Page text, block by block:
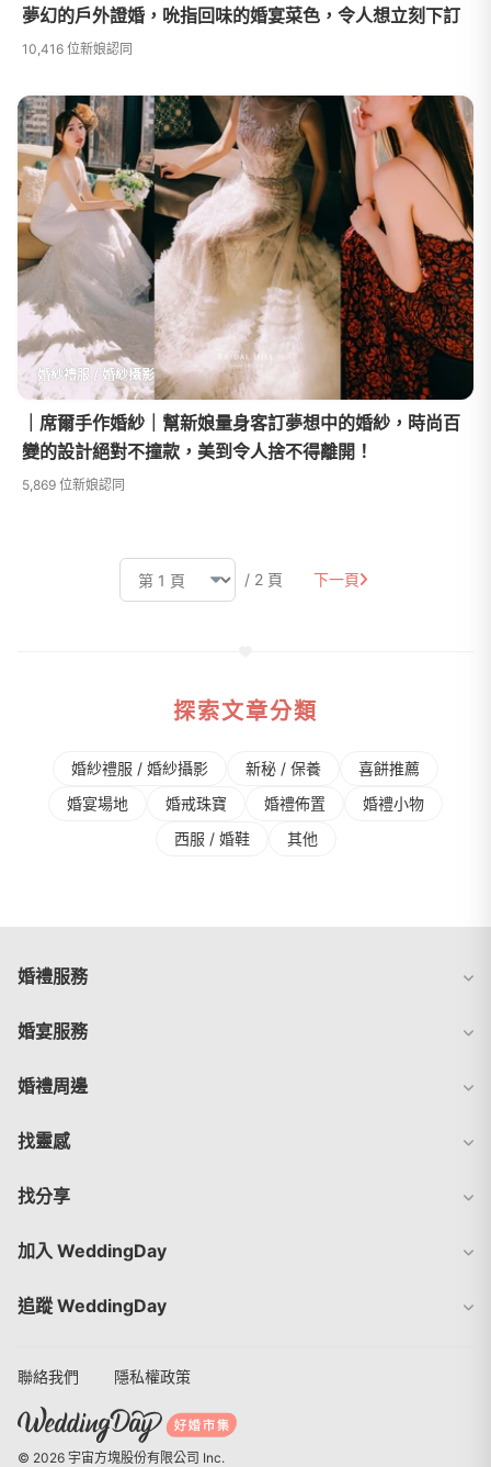
夢幻的戶外證婚，吮指回味的婚宴菜色，令人想立刻下訂
10,416 位新娘認同
婚紗禮服 / 婚紗攝影
｜席爾手作婚紗｜幫新娘量身客訂夢想中的婚紗，時尚百
變的設計絕對不撞款，美到令人捨不得離開！
5,869 位新娘認同
/ 2 頁 下一頁
探索文章分類
婚紗禮服 / 婚紗攝影 新秘 / 保養
喜餅推薦
婚宴場地
婚戒珠寶 婚禮佈置
婚禮⼩物
⻄服 / 婚鞋
其他
婚禮服務
婚宴服務
婚禮周邊
找靈感
找分享
加入 WeddingDay
追蹤 WeddingDay
聯絡我們 隱私權政策
© 2026 宇宙方塊股份有限公司 Inc.